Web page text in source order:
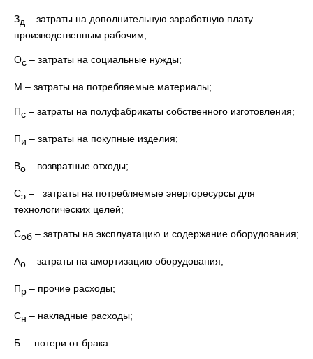
Зд – затраты на дополнительную заработную плату
производственным рабочим;
Ос – затраты на социальные нужды;
М – затраты на потребляемые материалы;
Пс – затраты на полуфабрикаты собственного изготовления;
Пи – затраты на покупные изделия;
Во – возвратные отходы;
Сэ – затраты на потребляемые энергоресурсы для
технологических целей;
Соб – затраты на эксплуатацию и содержание оборудования;
Ао – затраты на амортизацию оборудования;
Пр – прочие расходы;
Сн – накладные расходы;
Б – потери от брака.